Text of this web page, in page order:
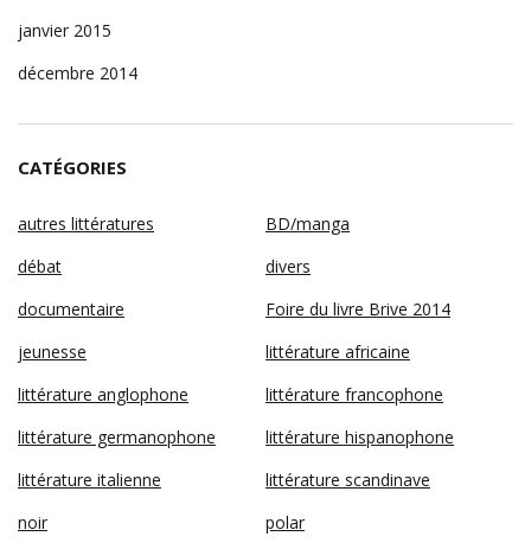
janvier 2015
décembre 2014
CATÉGORIES
autres littératures
BD/manga
débat
divers
documentaire
Foire du livre Brive 2014
jeunesse
littérature africaine
littérature anglophone
littérature francophone
littérature germanophone
littérature hispanophone
littérature italienne
littérature scandinave
noir
polar